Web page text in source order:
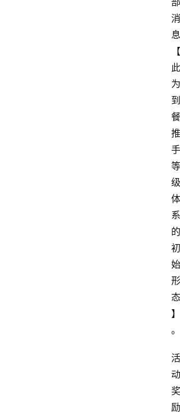
消
息
【
此
为
到
餐
推
手
等
级
体
系
的
初
始
形
态
】
。
活
动
奖
励